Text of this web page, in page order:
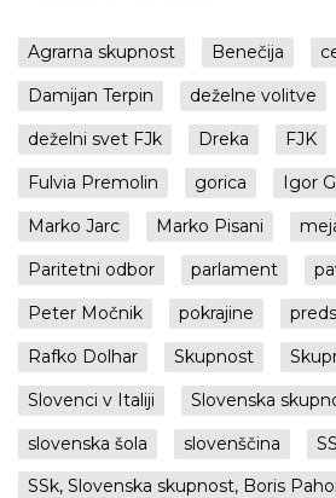
Agrarna skupnost Benečija
Damijan Terpin
deželne volitve
deželni svet FJk
Dreka FJK
Fulvia Premolin
gorica
Igor
Marko Jarc
Marko Pisani
Paritetni odbor
parlament
Peter Močnik
pokrajine
Rafko Dolhar
Skupnost
Slovenci v Italiji
Slovenska
slovenska šola
slovenščina
SSk, Slovenska skupnost, Boris